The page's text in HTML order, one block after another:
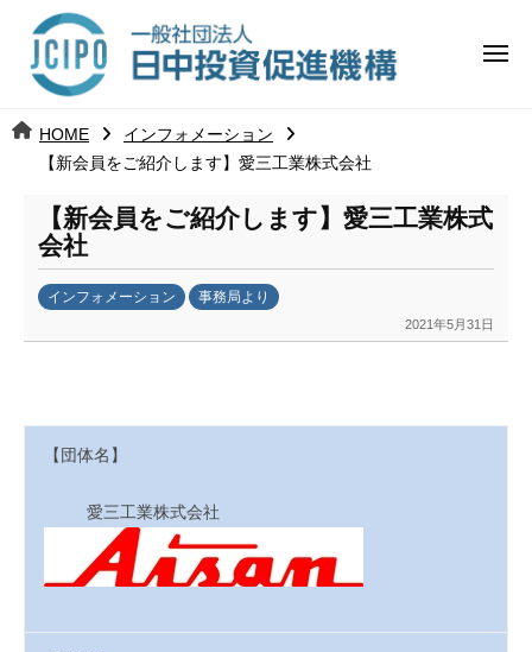
ツ 日
中
投
資
促
機
j
メ
HOME
インフォメーション
【新会員をご紹介します】愛三工業株式会社
【新会員をご紹介します】愛三工業株式
会社
インフォメーション 事務局より
2021年5月31日
m
【団体名】
愛三工業株式会社
日
中
資
進
機
構